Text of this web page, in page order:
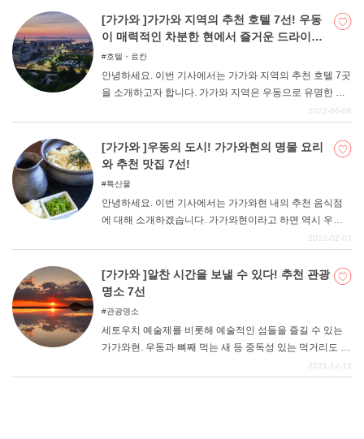
를 즐기며 멋진 시간을 보내셨으면 좋겠습니다.
[가가와 ]가가와 지역의 추천 호텔 7선! 우동
이 매력적인 차분한 현에서 즐거운 드라이브
관광을!
호텔・료칸
안녕하세요. 이번 기사에서는 가가와 지역의 추천 호텔 7곳
을 소개하고자 합니다. 가가와 지역은 우동으로 유명한 현
으로, 다른 현에서 많은 사람들이 일부러 찾아오는 곳이기
근할 수 있는 것도 장점으로, 드라이브를 하면서 많은 사람
들이 관광을 하러 온다. 세토나이카이를 끼고 있는 아름다
운 지역으로, 자연과 파워 스팟 등 시각적으로 즐길 수 있는
2022-06-08
[가가와 ]우동의 도시! 가가와현의 명물 요리
와 추천 맛집 7선!
특산물
안녕하세요. 이번 기사에서는 가가와현 내의 추천 음식점
에 대해 소개하겠습니다. 가가와현이라고 하면 역시 우동
이 유명해서 많은 분들의 이미지에 남아있는 것이 아닐까
필요도 없다. 하지만 가가와현에는 우동의 그늘에 숨어 있
는 명물 음식이 많이 있다. 이번 기사에서는 가가와현의 명
물 먹거리와 이를 맛볼 수 있는 추천 맛집을 소개한다. 간사
2022-02-07
[가가와 ]알찬 시간을 보낼 수 있다! 추천 관광
명소 7선
관광명소
세토우치 예술제를 비롯해 예술적인 섬들을 즐길 수 있는
가가와현. 우동과 뼈째 먹는 새 등 중독성 있는 먹거리도 풍
부해 천천히 즐거운 여행을 즐길 수 있다. 가가와현 자체가
2021-12-13